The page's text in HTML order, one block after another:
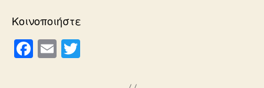
Κοινοποιήστε
F
a
E
m